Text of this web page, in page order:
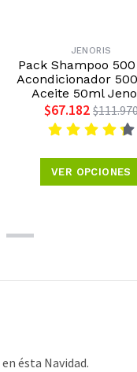
JENORIS
Pack Shampoo
Acondicionador
Aceite 50ml
$67.182
VER OPCIONES
ésta Navidad.